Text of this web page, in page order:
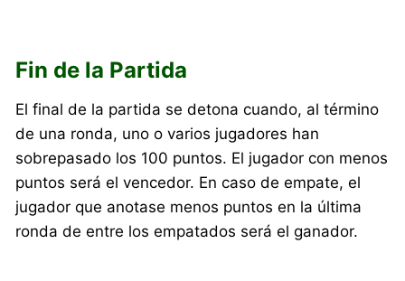
Fin de la Partida
El final de la partida se detona cuando, al término
de una ronda, uno o varios jugadores han
sobrepasado los 100 puntos. El jugador con menos
puntos será el vencedor. En caso de empate, el
jugador que anotase menos puntos en la última
ronda de entre los empatados será el ganador.